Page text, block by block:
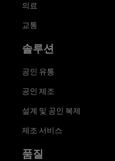
의료
교통
솔루션
공인 유통
공인 제조
설계 및 공인 복제
제조 서비스
품질